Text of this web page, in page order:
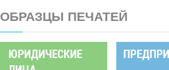
ОБРАЗЦЫ ПЕЧАТЕЙ